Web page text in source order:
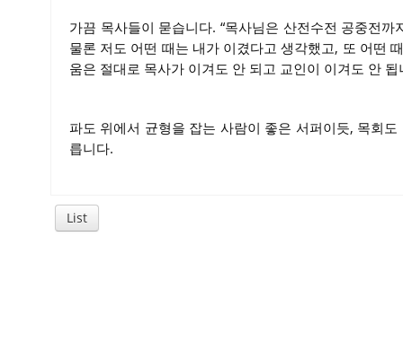
가끔 목사들이 묻습니다. “목사님은 산전수전 공중전
물론 저도 어떤 때는 내가 이겼다고 생각했고, 또 어떤
움은 절대로 목사가 이겨도 안 되고 교인이 이겨도 안
파도 위에서 균형을 잡는 사람이 좋은 서퍼이듯, 목회
릅니다.
List